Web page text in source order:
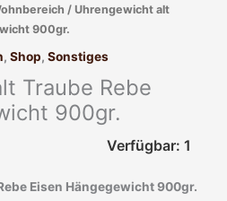
/ Uhrengewicht alt
900gr.
, Shop, Sonstiges
Traube Rebe
900gr.
Verfügbar: 1
Eisen Hängegewicht 900gr.